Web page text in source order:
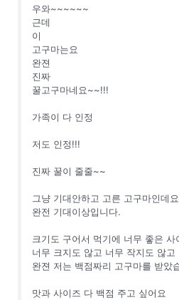
우와~~~~~~
근데
이
고구마는요
완젼
진짜
꿀고구마네요~~!!!
가족이 다 인정
저도 인정!!!
진짜 꿀이 줄줄~~
그냥 기대안하고 고른 고구마인데요
완전 기대이상입니다.
크기도 구어서 먹기에 너무 좋은 사
너무 크지도 않고 너무 작지도 않고
완젼 저는 백점짜리 고구마를 받았
맛과 사이즈 다 백점 주고 싶어요